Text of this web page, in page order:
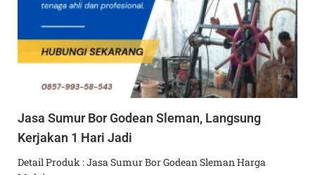
Jasa Sumur Bor Godean Sleman, Langsung
Kerjakan 1 Hari Jadi
Detail Produk : Jasa Sumur Bor Godean Sleman Harga